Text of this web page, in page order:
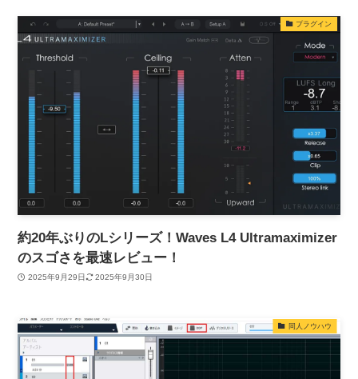
プラグイン
約20年ぶりのLシリーズ！Waves L4 Ultramaximizer
のスゴさを最速レビュー！
2025年9月29日 2025年9月30日
同人ノウハウ